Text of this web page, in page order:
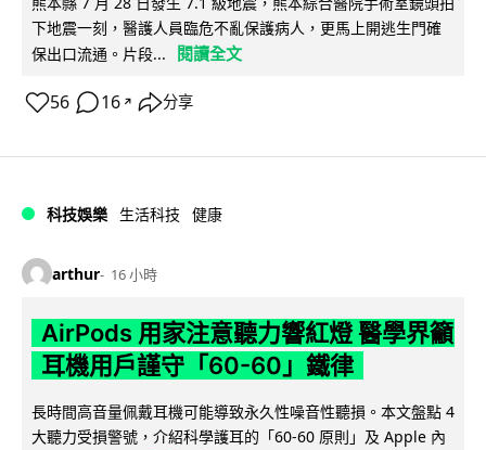
下地震一刻，醫護人員臨危不亂保護病人，更馬上開逃生門確
保出口流通。片段...
閱讀全文
56 16 ↗ 分享
科技娛樂 生活科技 健康
arthur 16 小時
AirPods 用家注意聽力響紅燈 醫學界籲
耳機用戶謹守「60-60」鐵律
長時間高音量佩戴耳機可能導致永久性噪音性聽損。本文盤點 4
大聽力受損警號，介紹科學護耳的「60-60 原則」及 Apple 內